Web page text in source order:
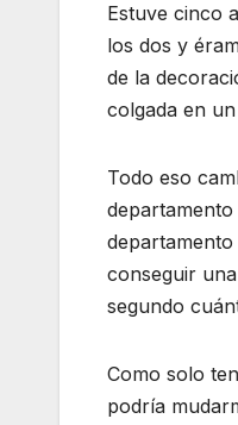
Estuve cinco
los dos y
de la
colgada en
Todo eso
conseguir
segundo
Como solo
podría